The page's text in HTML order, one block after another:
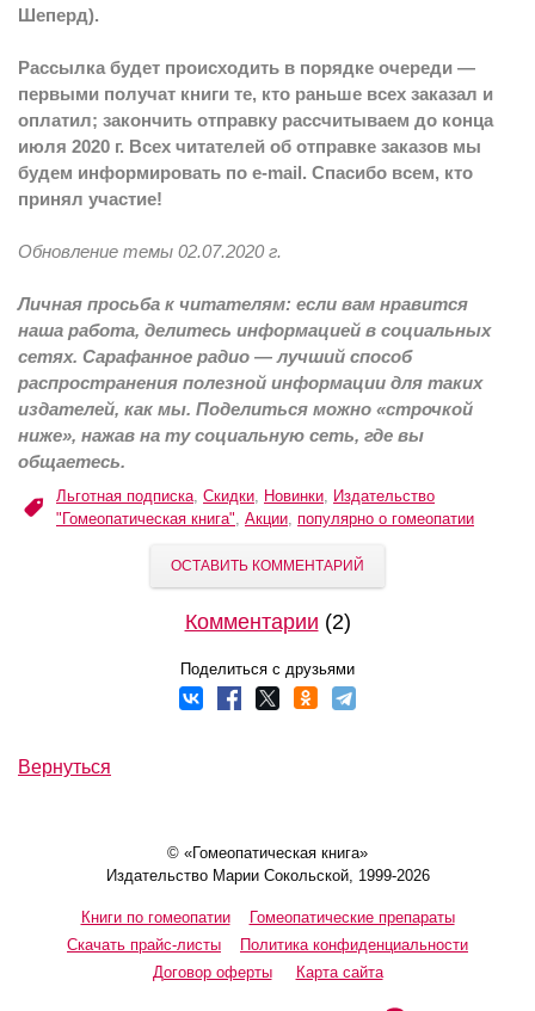
Шеперд).
Рассылка будет происходить в порядке очереди —
первыми получат книги те, кто раньше всех заказал и
оплатил; закончить отправку рассчитываем до конца
июля 2020 г. Всех читателей об отправке заказов мы
будем информировать по e-mail. Спасибо всем, кто
принял участие!
Обновление темы 02.07.2020 г.
Личная просьба к читателям: если вам нравится
наша работа, делитесь информацией в социальных
сетях. Сарафанное радио — лучший способ
распространения полезной информации для таких
издателей, как мы. Поделиться можно «строчкой
ниже», нажав на ту социальную сеть, где вы
общаетесь.
Льготная подписка, Скидки, Новинки, Издательство
"Гомеопатическая книга", Акции, популярно о гомеопатии
ОСТАВИТЬ КОММЕНТАРИЙ
Комментарии (2)
Поделиться с друзьями
Вернуться
© «Гомеопатическая книга»
Издательство Марии Сокольской, 1999-2026
Книги по гомеопатии
Гомеопатические препараты
Скачать прайс-листы
Политика конфиденциальности
Договор оферты
Карта сайта